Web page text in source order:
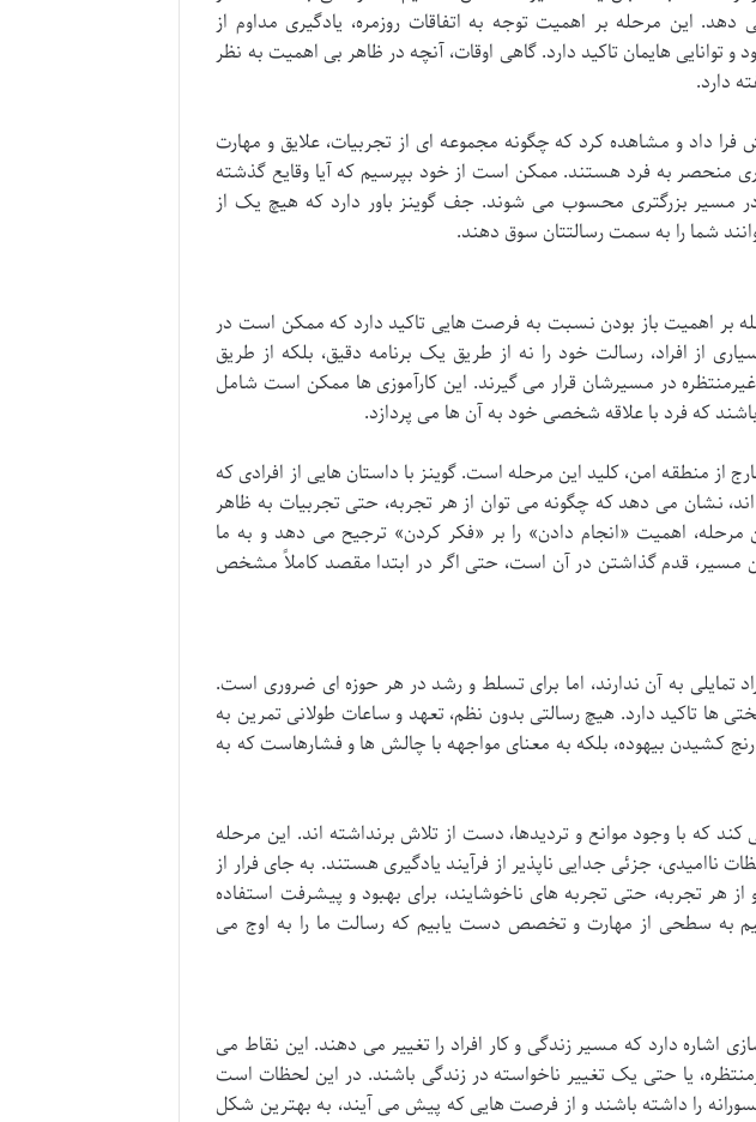
این مرحله بر اهمیت توجه به اتفاقات روزمره، یادگیری مداوم از
هایمان تاکید دارد. گاهی اوقات، آنچه در ظاهر بی اهمیت به نظر
دارد.
فرا داد و مشاهده کرد که چگونه مجموعه ای از تجربیات، علایق و مهارت
منحصر به فرد هستند. ممکن است از خود بپرسیم که آیا وقایع گذشته
مسیر بزرگتری محسوب می شوند. جف گوینز باور دارد که هیچ یک از
شما را به سمت رسالتتان سوق دهند.
بر اهمیت باز بودن نسبت به فرصت هایی تاکید دارد که ممکن است در
از افراد، رسالت خود را نه از طریق یک برنامه دقیق، بلکه از طریق
در مسیرشان قرار می گیرند. این کارآموزی ها ممکن است شامل
باشند که فرد با علاقه شخصی خود به آن ها می پردازد.
از منطقه امن، کلید این مرحله است. گوینز با داستان هایی از افرادی که
نشان می دهد که چگونه می توان از هر تجربه، حتی تجربیات به ظاهر
مرحله، اهمیت «انجام دادن» را بر «فکر کردن» ترجیح می دهد و به ما
مسیر، قدم گذاشتن در آن است، حتی اگر در ابتدا مقصد کاملاً مشخص
تمایلی به آن ندارند، اما برای تسلط و رشد در هر حوزه ای ضروری است.
ها تاکید دارد. هیچ رسالتی بدون نظم، تعهد و ساعات طولانی تمرین به
کشیدن بیهوده، بلکه به معنای مواجهه با چالش ها و فشارهاست که به
کند که با وجود موانع و تردیدها، دست از تلاش برنداشته اند. این مرحله
جزئی جدایی ناپذیر از فرآیند یادگیری هستند. به جای فرار از
هر تجربه، حتی تجربه های ناخوشایند، برای بهبود و پیشرفت استفاده
به سطحی از مهارت و تخصص دست یابیم که رسالت ما را به اوج می
دارد که مسیر زندگی و کار افراد را تغییر می دهند. این نقاط می
یا حتی یک تغییر ناخواسته در زندگی باشند. در این لحظات است
را داشته باشند و از فرصت هایی که پیش می آیند، به بهترین شکل